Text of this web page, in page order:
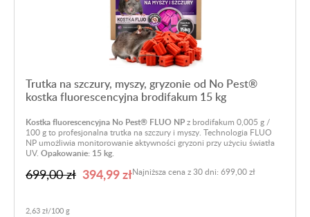
Trutka na szczury, myszy, gryzonie od No Pest®
kostka fluorescencyjna brodifakum 15 kg
Kostka fluorescencyjna No Pest® FLUO NPz brodifakum 0,005 g /
100 g to profesjonalna trutka na szczury i myszy. Technologia FLUO
NP umożliwia monitorowanie aktywności gryzoni przy użyciu światła
UV. Opakowanie: 15 kg.
699,00 zł 394,99 zł
2,63 zł/100 g
Najniższa cena z 30 dni: 699,00 zł